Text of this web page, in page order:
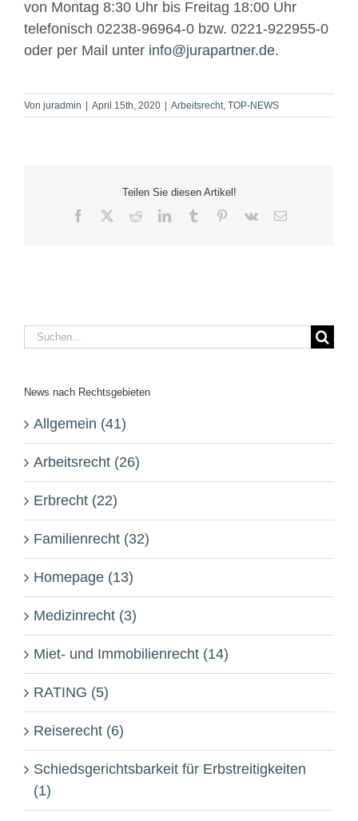
von Montag 8:30 Uhr bis Freitag 18:00 Uhr
telefonisch 02238-96964-0 bzw. 0221-922955-0
oder per Mail unter info@jurapartner.de.
Von juradmin April 15th, 2020 Arbeitsrecht, TOP-NEWS
Teilen Sie diesen Artikel!
Facebook RedditLinkedInTumblr Pinterest
Vk
E-
Suche
News nach Rechtsgebieten
Allgemein (41)
Arbeitsrecht (26)
Erbrecht (22)
Familienrecht (32)
Homepage (13)
Medizinrecht (3)
Miet- und Immobilienrecht (14)
RATING (5)
Reiserecht (6)
Schiedsgerichtsbarkeit für Erbstreitigkeiten
(1)